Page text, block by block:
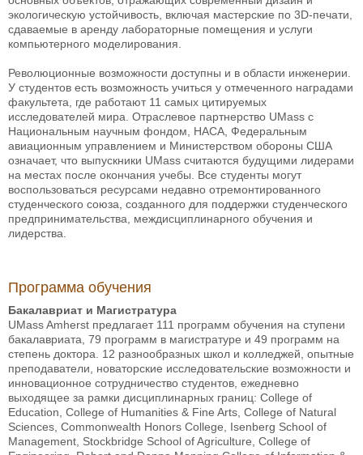
экологическую устойчивость, включая мастерские по 3D-печати,
сдаваемые в аренду лабораторные помещения и услуги
компьютерного моделирования.
Революционные возможности доступны и в области инженерии.
У студентов есть возможность учиться у отмеченного наградами
факультета, где работают 11 самых цитируемых
исследователей мира. Отраслевое партнерство UMass с
Национальным научным фондом, НАСА, Федеральным
авиационным управлением и Министерством обороны США
означает, что выпускники UMass считаются будущими лидерами
на местах после окончания учебы. Все студенты могут
воспользоваться ресурсами недавно отремонтированного
студенческого союза, созданного для поддержки студенческого
предпринимательства, междисциплинарного обучения и
лидерства.
Программа обучения
Бакалавриат и Магистратура
UMass Amherst предлагает 111 программ обучения на ступени
бакалавриата, 79 программ в магистратуре и 49 программ на
степень доктора. 12 разнообразных школ и колледжей, опытные
преподаватели, новаторские исследовательские возможности и
инновационное сотрудничество студентов, ежедневно
выходящее за рамки дисциплинарных границ: College of
Education, College of Humanities & Fine Arts, College of Natural
Sciences, Commonwealth Honors College, Isenberg School of
Management, Stockbridge School of Agriculture, College of